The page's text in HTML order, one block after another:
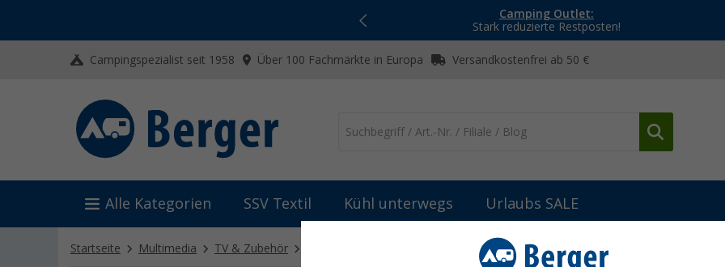
Camping Outlet:
Stark reduzierte Restposten!
Campingspezialist seit 1958 Über 100 Fachmärkte in Europa Versandkostenfrei ab 50 €
Alle Kategorien SSV Textil Kühl unterwegs Urlaubs SALE
Startseite Multimedia TV & Zubehör Berger Advanteq Smart LED Fernseher mit Triple-Tuner und 12 /